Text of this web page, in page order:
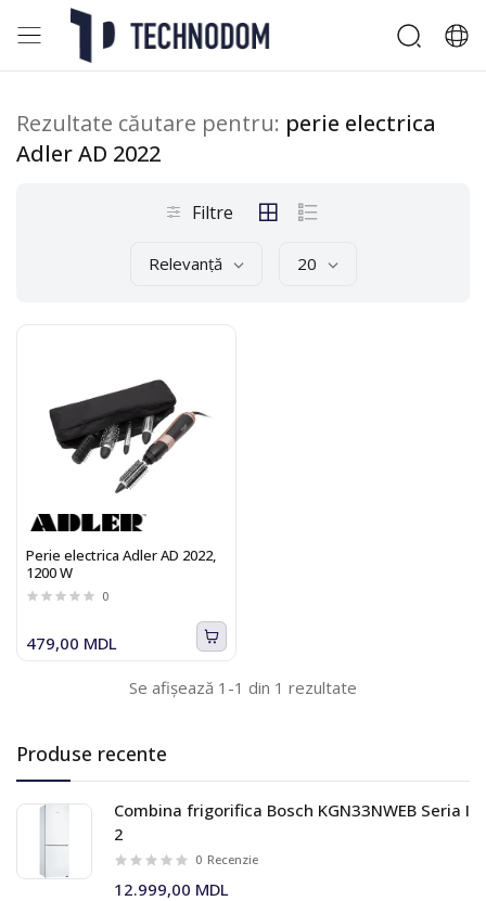
Produse recente
Combina frigorifica Bosch KGN33NWEB Seria I
2
0 Recenzie
12.999,00 MDL
Rezultate căutare pentru: perie electrica
Adler AD 2022
Filtre
Relevanță 20
Perie electrica Adler AD 2022,
1200 W
0
479,00 MDL
Se afișează 1-1 din 1 rezultate